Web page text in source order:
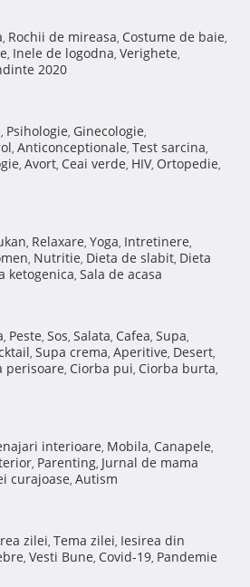
, Rochii de mireasa, Costume de baie,
, Inele de logodna, Verighete,
2020
, Psihologie, Ginecologie,
, Anticonceptionale, Test sarcina,
, Avort, Ceai verde, HIV, Ortopedie,
, Relaxare, Yoga, Intretinere,
, Nutritie, Dieta de slabit, Dieta
ketogenica, Sala de acasa
, Peste, Sos, Salata, Cafea, Supa,
, Supa crema, Aperitive, Desert,
perisoare, Ciorba pui, Ciorba burta,
interioare, Mobila, Canapele,
, Parenting, Jurnal de mama
curajoase, Autism
zilei, Tema zilei, Iesirea din
, Vesti Bune, Covid-19, Pandemie